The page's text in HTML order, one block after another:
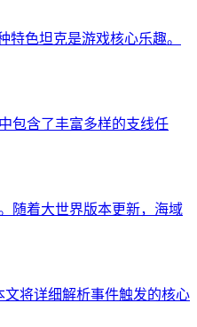
色坦克是游戏核心乐趣。
包含了丰富多样的支线任
随着大世界版本更新，海域
将详细解析事件触发的核心